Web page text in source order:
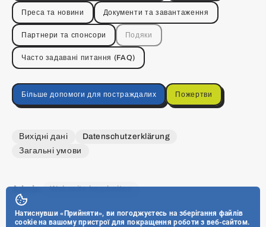
Преса та новини Документи та завантаження
Партнери та спонсори Подяки
Часто задавані питання (FAQ)
Більше допомоги для постраждалих Пожертви
Вихідні дані
Datenschutzerklärung
Загальні умови
Admin: Webseite bearbeiten
Натиснувши «Прийняти», ви погоджуєтесь на зберігання файлів
cookie на вашому пристрої для покращення роботи з веб-сайтом.